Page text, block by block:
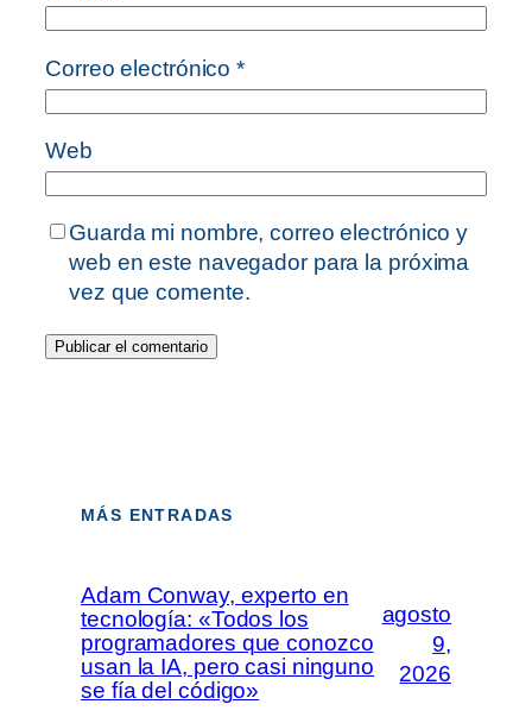
Correo electrónico*
Web
Guarda mi nombre, correo electrónico y
web en este navegador para la próxima
vez que comente.
MÁS ENTRADAS
Adam Conway, experto en
tecnología: «Todos los
programadores que conozco
usan la IA, pero casi ninguno
se fía del código»
agosto
9,
2026